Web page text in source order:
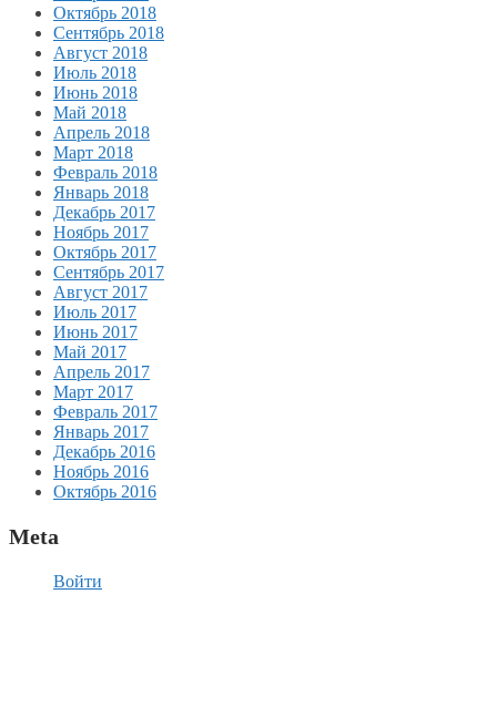
Октябрь 2018
Сентябрь 2018
Август 2018
Июль 2018
Июнь 2018
Май 2018
Апрель 2018
Март 2018
Февраль 2018
Январь 2018
Декабрь 2017
Ноябрь 2017
Октябрь 2017
Сентябрь 2017
Август 2017
Июль 2017
Июнь 2017
Май 2017
Апрель 2017
Март 2017
Февраль 2017
Январь 2017
Декабрь 2016
Ноябрь 2016
Октябрь 2016
Meta
Войти